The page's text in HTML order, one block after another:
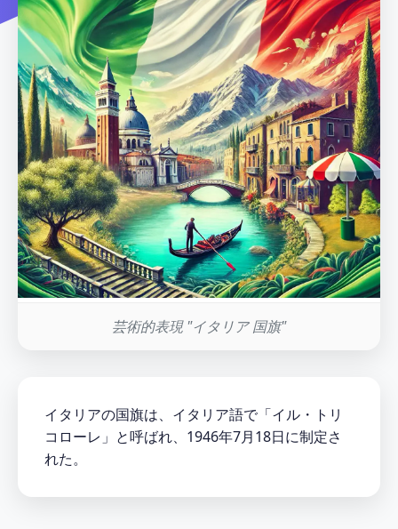
芸術的表現 "イタリア 国旗"
イタリアの国旗は、イタリア語で「イル・トリ
コローレ」と呼ばれ、1946年7月18日に制定さ
れた。